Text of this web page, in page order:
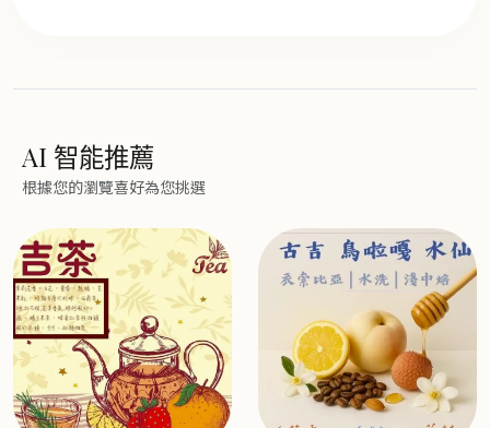
AI 智能推薦
根據您的瀏覽喜好為您挑選